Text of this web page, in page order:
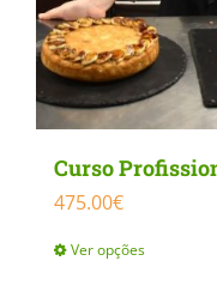
Curso
475.00€
Ver opções